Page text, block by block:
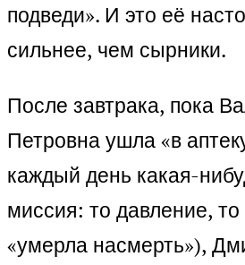
подведи». И это её
сильнее, чем сырники.
После завтрака, пока
Петровна ушла «в
каждый день какая-
миссия: то давление, то
«умерла насмерть»),